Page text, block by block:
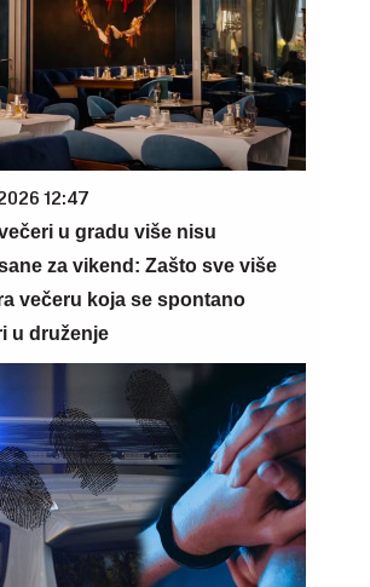
12:47
u gradu više nisu
za vikend: Zašto sve više
večeru koja se spontano
u druženje